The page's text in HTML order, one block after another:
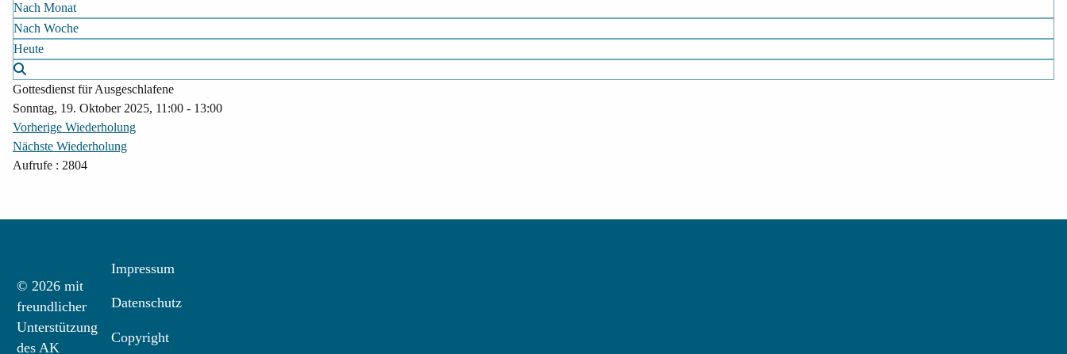
Nach Monat
Nach Woche
Heute
Gottesdienst für Ausgeschlafene
Sonntag, 19. Oktober 2025, 11:00 - 13:00
Vorherige Wiederholung
Nächste Wiederholung
Aufrufe : 2804
© 2026 mit
freundlicher
Unterstützung
des AK
Impressum
Datenschutz
Copyright